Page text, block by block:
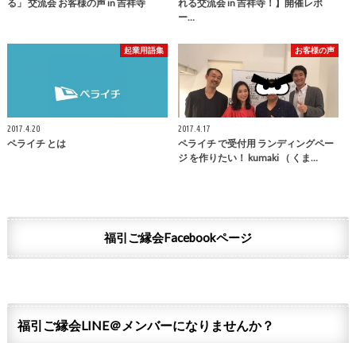
る」 交流会 お客様の声 in 吉祥寺
れる交流会 in 吉祥寺！】開催レポ
ー…
起業用語集
2017.4.20
ペライチ とは
お客様の声
2017.4.17
ペライチ で受付用 ランディングペー
ジ を作りたい！ kumaki （ くま…
福引ご縁会Facebookページ
福引ご縁会LINE＠メンバーになりませんか？